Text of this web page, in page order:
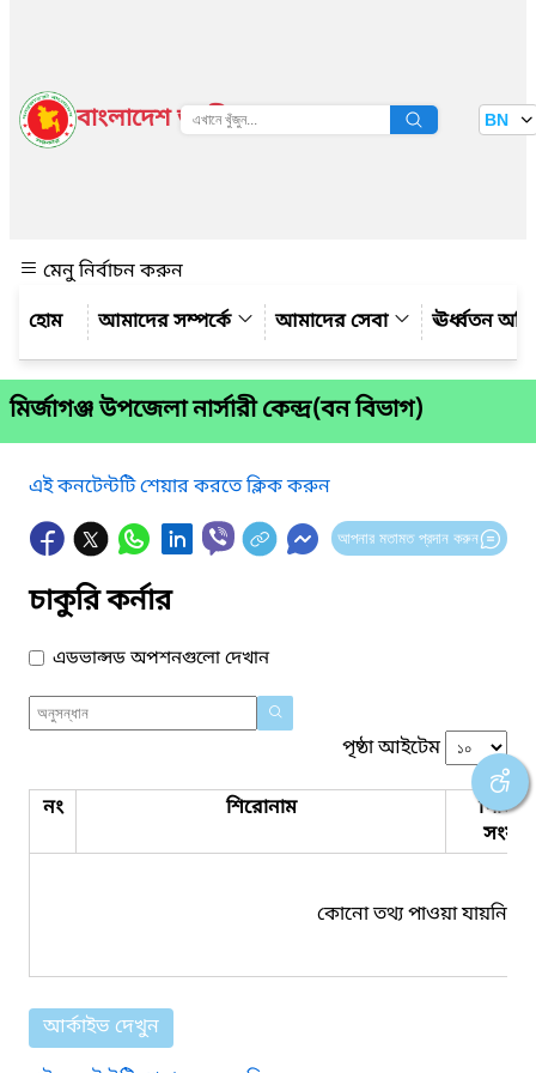
বাংলাদেশ জাতীয় তথ্য বাতায়ন BN
মেনু নির্বাচন করুন
আমাদের সম্পর্কে
আমাদের সেবা ঊর্ধ্বতন
মির্জাগঞ্জ উপজেলা নার্সারী কেন্দ্র(বন বিভাগ)
এই কনটেন্টটি শেয়ার করতে ক্লিক করুন
আপনার মতামত প্রদান করুন
চাকুরি কর্নার
এডভান্সড অপশনগুলো দেখান
পৃষ্ঠা আইটেম
নং শিরোনাম
কোনো তথ্য পাওয়া যায়নি।
আর্কাইভ দেখুন